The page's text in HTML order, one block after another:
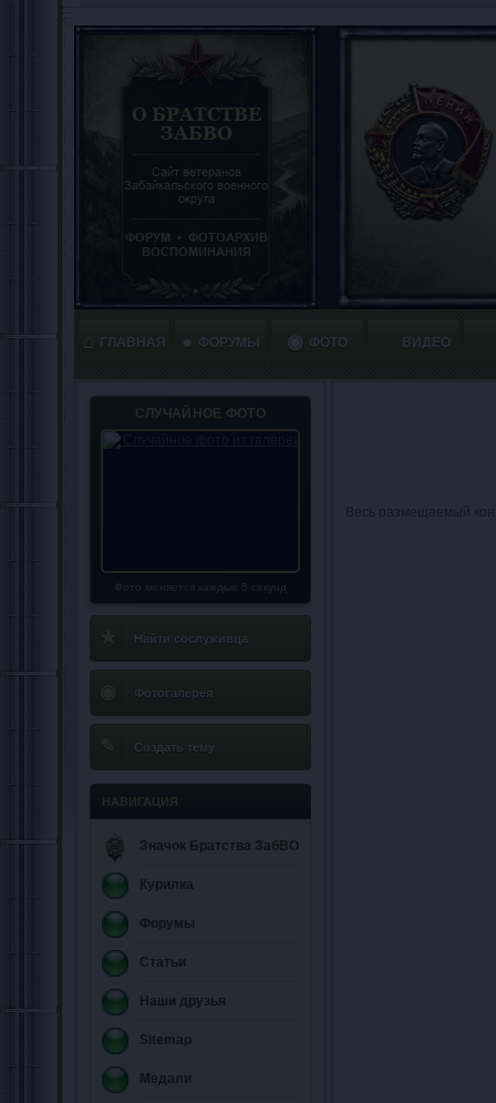
⌂ ГЛАВНАЯ ● ФОРУМЫ ◉ ФОТО ВИДЕО
СЛУЧАЙНОЕ ФОТО
Фото меняется каждые 5 секунд
★ Найти сослуживца
Фотогалерея
✎ Создать тему
НАВИГАЦИЯ
Значок Братства ЗабВО
Курилка
Форумы
Статьи
Наши друзья
Sitemap
Медали